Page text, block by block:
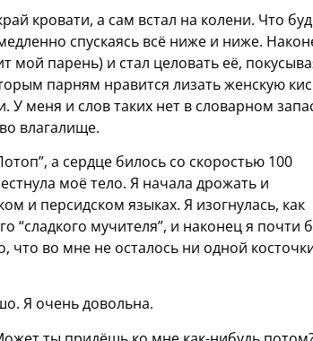
кровати, а сам встал на колени. Что
спускаясь всё ниже и ниже.
мой парень) и стал целовать её,
парням нравится лизать женскую
меня и слов таких нет в словарном
влагалище.
а сердце билось со скоростью 100
моё тело. Я начала дрожать и
и персидском языках. Я изогнулась, как
мучителя”, и наконец я почти
что во мне не осталось ни одной
Я очень довольна.